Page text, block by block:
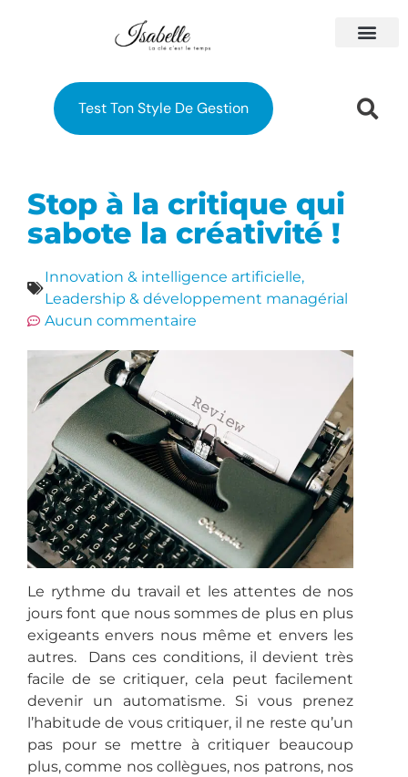
Test Ton Style De Gestion
Stop à la critique qui
sabote la créativité !
Innovation & intelligence artificielle,
Leadership & développement managérial
Aucun commentaire
Le rythme du travail et les attentes de nos
jours font que nous sommes de plus en plus
exigeants envers nous même et envers les
autres. Dans ces conditions, il devient très
facile de se critiquer, cela peut facilement
devenir un automatisme. Si vous prenez
l’habitude de vous critiquer, il ne reste qu’un
pas pour se mettre à critiquer beaucoup
plus, comme nos collègues, nos patrons, nos